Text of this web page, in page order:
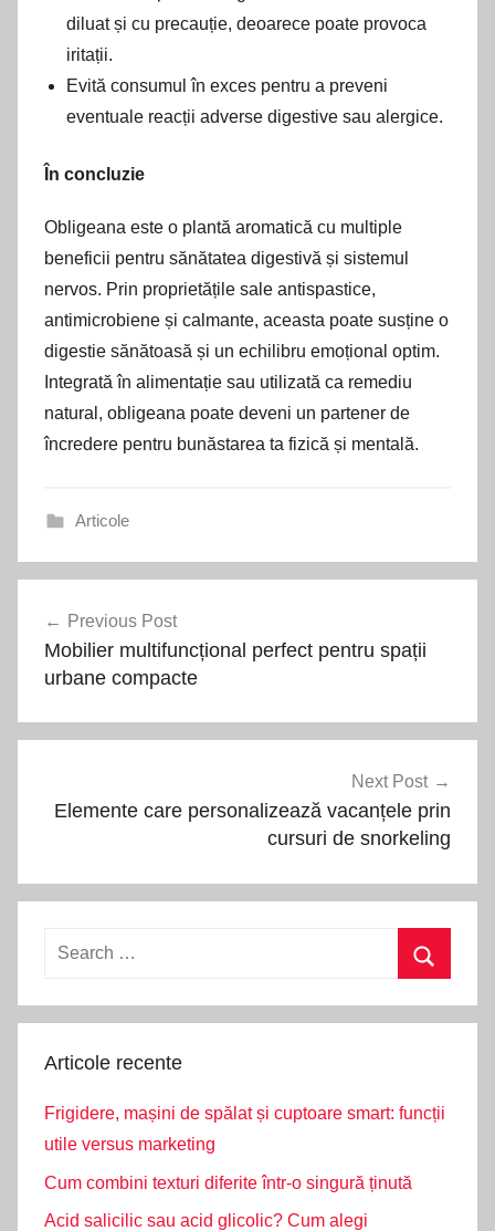
diluat și cu precauție, deoarece poate provoca
iritații.
Evită consumul în exces pentru a preveni
eventuale reacții adverse digestive sau alergice.
În concluzie
Obligeana este o plantă aromatică cu multiple
beneficii pentru sănătatea digestivă și sistemul
nervos. Prin proprietățile sale antispastice,
antimicrobiene și calmante, aceasta poate susține o
digestie sănătoasă și un echilibru emoțional optim.
Integrată în alimentație sau utilizată ca remediu
natural, obligeana poate deveni un partener de
încredere pentru bunăstarea ta fizică și mentală.
Articole
articole
Previous Post
Mobilier multifuncțional perfect pentru spații
urbane compacte
Next Post
Elemente care personalizează vacanțele prin
cursuri de snorkeling
Search
Articole recente
Frigidere, mașini de spălat și cuptoare smart: funcții
utile versus marketing
Cum combini texturi diferite într-o singură ținută
Acid salicilic sau acid glicolic? Cum alegi